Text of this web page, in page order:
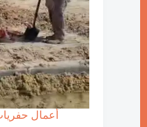
أعمال حفريات